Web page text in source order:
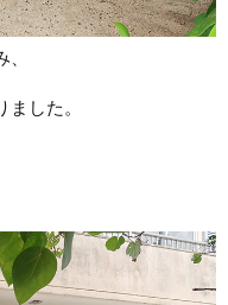
した。